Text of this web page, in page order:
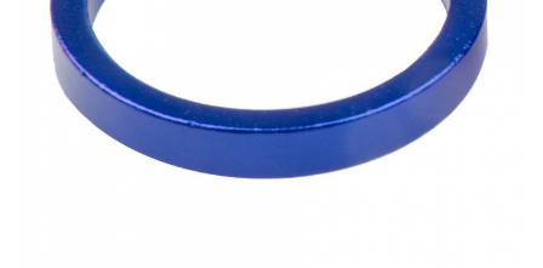
Reflectorizante
Roti ajutatoare
Sonerii
Lanturi
Manete schimbator
Mansoane & Ghidoline